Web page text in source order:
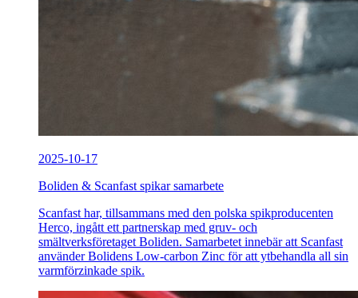
2025-10-17
Boliden & Scanfast spikar samarbete
Scanfast har, tillsammans med den polska spikproducenten
Herco, ingått ett partnerskap med gruv- och
smältverksföretaget Boliden. Samarbetet innebär att Scanfast
använder Bolidens Low-carbon Zinc för att ytbehandla all sin
varmförzinkade spik.